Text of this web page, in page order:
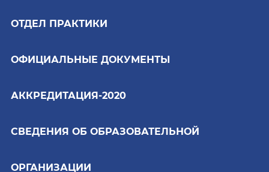
ОТДЕЛ ПРАКТИКИ
ОФИЦИАЛЬНЫЕ ДОКУМЕНТЫ
АККРЕДИТАЦИЯ-2020
СВЕДЕНИЯ ОБ ОБРАЗОВАТЕЛЬНОЙ
ОРГАНИЗАЦИИ